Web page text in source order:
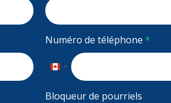
Nouveaux patients acceptés
Financement
Numéro de téléphone *
Canada
Bloqueur de pourriels